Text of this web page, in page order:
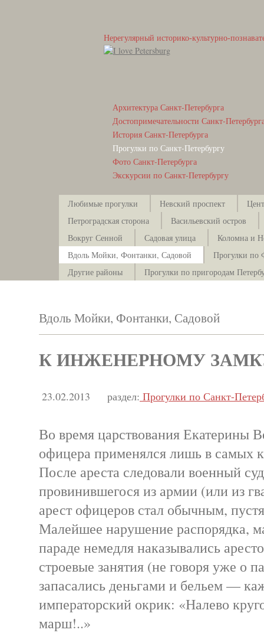
Нерегулярный историко-культурно-
Архитектура Санкт-Петербурга
Достопримечательности Санкт-
История Санкт-Петербурга
Прогулки по Санкт-Петербургу
Фото Санкт-Петербурга
Экскурсии по Санкт-Петербургу
Любимые прогулки Невский проспект
Петроградская сторона
Васильевский остров
Вокруг Сенной
Садовая улица
Коломна и
Вдоль Мойки, Фонтанки, Садовой
Прогулки по
Другие районы
Прогулки по пригородам
Вдоль Мойки, Фонтанки, Садовой
К ИНЖЕНЕРНОМУ ЗАМКУ
23.02.2013 раздел: Прогулки по Санкт-
Во время царствования Екатерины
офицера применялся лишь в самых
После ареста следовали военный
провинившегося из армии (или из
арест офицеров стал обычным,
Малейшее нарушение распорядка,
параде немедля наказывались
строевые занятия (не говоря уже о
запасались деньгами и бельем —
императорский окрик: «Налево
марш!..»